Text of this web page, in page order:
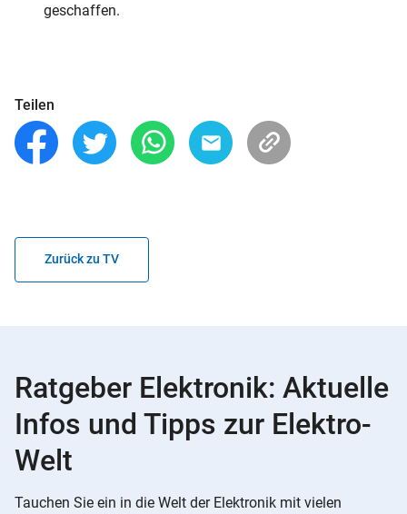
geschaffen.
Teilen
Zurück zu TV
Ratgeber Elektronik: Aktuelle
Infos und Tipps zur Elektro-
Welt
Tauchen Sie ein in die Welt der Elektronik mit vielen